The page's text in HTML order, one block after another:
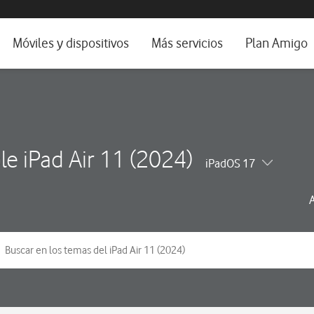
e idioma
Móviles y dispositivos Más servicios Plan Amigo
iPad Air 11 (2024) iPadOS 17